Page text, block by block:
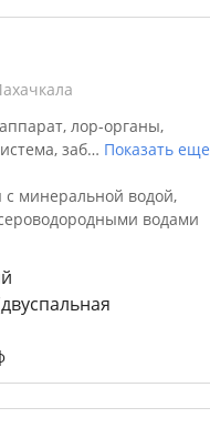
лор-органы,
заб… Показать еще
минеральной водой,
водами